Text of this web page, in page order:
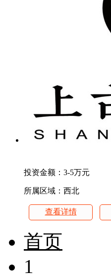
投资金额： 3-5万元
所属区域：西北
查看详情
首页
1